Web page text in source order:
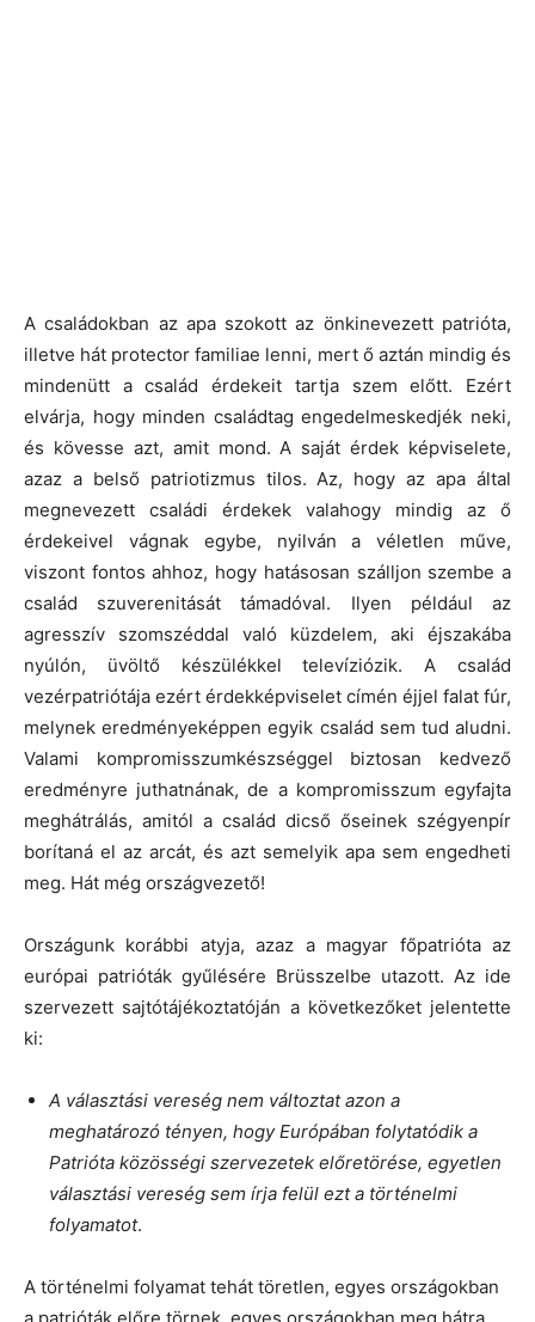
A családokban az apa szokott az önkinevezett patrióta,
illetve hát protector familiae lenni, mert ő aztán mindig és
mindenütt a család érdekeit tartja szem előtt. Ezért
elvárja, hogy minden családtag engedelmeskedjék neki,
és kövesse azt, amit mond. A saját érdek képviselete,
azaz a belső patriotizmus tilos. Az, hogy az apa által
megnevezett családi érdekek valahogy mindig az ő
érdekeivel vágnak egybe, nyilván a véletlen műve,
viszont fontos ahhoz, hogy hatásosan szálljon szembe a
család szuverenitását támadóval. Ilyen például az
agresszív szomszéddal való küzdelem, aki éjszakába
nyúlón, üvöltő készülékkel televíziózik. A család
vezérpatriótája ezért érdekképviselet címén éjjel falat fúr,
melynek eredményeképpen egyik család sem tud aludni.
Valami kompromisszumkészséggel biztosan kedvező
eredményre juthatnának, de a kompromisszum egyfajta
meghátrálás, amitól a család dicső őseinek szégyenpír
borítaná el az arcát, és azt semelyik apa sem engedheti
meg. Hát még országvezető!
Országunk korábbi atyja, azaz a magyar főpatrióta az
európai patrióták gyűlésére Brüsszelbe utazott. Az ide
szervezett sajtótájékoztatóján a következőket jelentette
ki:
A választási vereség nem változtat azon a
meghatározó tényen, hogy Európában folytatódik a
Patrióta közösségi szervezetek előretörése, egyetlen
választási vereség sem írja felül ezt a történelmi
folyamatot.
A történelmi folyamat tehát töretlen, egyes országokban